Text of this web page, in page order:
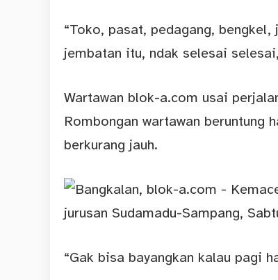
“Toko, pasat, pedagang,
jembatan itu, ndak selesai
Wartawan blok-a.com usai
Rombongan wartawan beruntung
berkurang jauh.
“Gak bisa bayangkan kalau pagi